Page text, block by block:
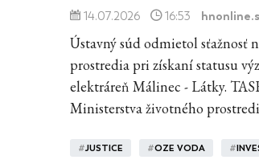
14.07.2026 16:53
Ústavný súd odmietol sťažnosť
prostredia pri získaní statusu
elektráreň Málinec - Látky.
Ministerstva životného
#JUSTICE #OZE VODA #